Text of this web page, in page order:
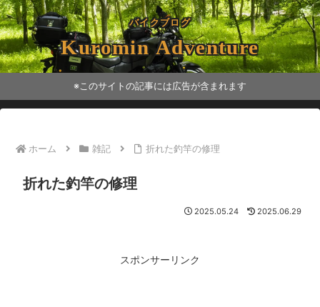
バイクブログ
Kuromin Adventure
※このサイトの記事には広告が含まれます
ホーム 雑記 折れた釣竿の修理
折れた釣竿の修理
2025.05.24 2025.06.29
スポンサーリンク